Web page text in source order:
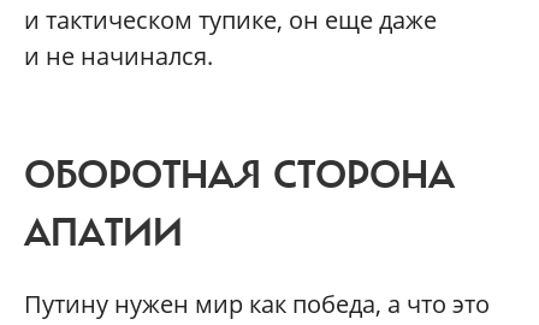
и тактическом тупике, он еще даже
и не начинался.
ОБОРОТНАЯ СТОРОНА
АПАТИИ
Путину нужен мир как победа, а что это